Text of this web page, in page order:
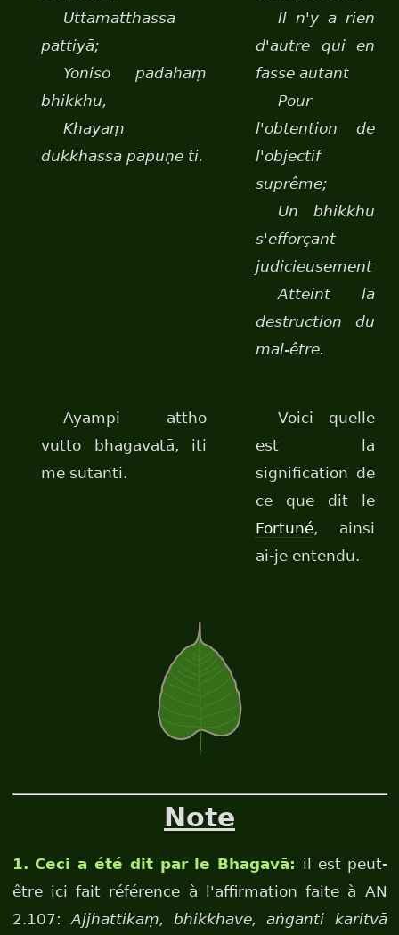
Uttamatthassa
pattiyā;
Yoniso padahaṃ
bhikkhu,
Khayaṃ
dukkhassa pāpuṇe ti.
Il n'y a rien
d'autre qui en
fasse autant
Pour
l'obtention de
l'objectif
suprême;
Un bhikkhu
s'efforçant
judicieusement
Atteint la
destruction du
mal-être.
Ayampi attho
vutto bhagavatā, iti
me sutanti.
Voici quelle
est la
signification de
ce que dit le
Fortuné, ainsi
ai-je entendu.
Note
1. Ceci a été dit par le Bhagavā: il est peut-
être ici fait référence à l'affirmation faite à AN
2.107:Ajjhattikaṃ, bhikkhave, aṅganti karitvā